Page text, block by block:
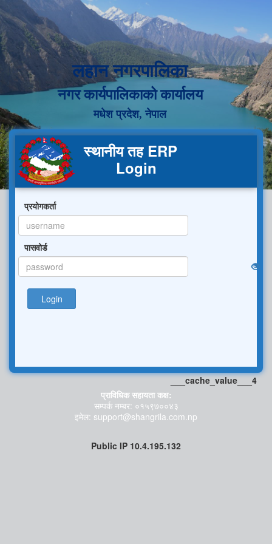
लहान नगरपालिका
नगर कार्यपालिकाको कार्यालय
मधेश प्रदेश, नेपाल
स्थानीय तह ERP
Login
प्रयोगकर्ता
पासवोर्ड
Login
___cache_value___4
प्राविधिक सहायता कक्ष:
सम्पर्क नम्बर: ०१५९७००४३
इमेल: support@shangrila.com.np
Public IP 10.4.195.132